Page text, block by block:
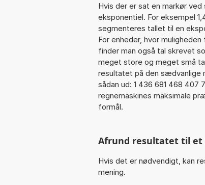
Hvis der er sat en markør
eksponentiel. For eksempel
segmenteres tallet til en
For enheder, hvor
finder man også tal skrevet
meget store og meget små
resultatet på den sædvanlige
sådan ud: 1 436 681 468
regnemaskines maksimale
formål.
Afrund resultatet til et
Hvis det er nødvendigt, kan
mening.